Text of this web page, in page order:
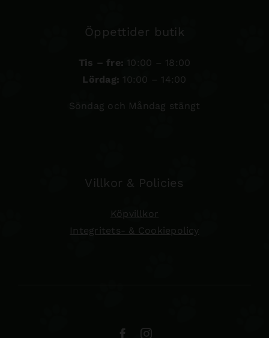
Öppettider butik
Tis – fre: 10:00 – 18:00
Lördag: 10:00 – 14:00
Söndag och Måndag stängt
Villkor & Policies
Köpvillkor
Integritets- & Cookiepolicy